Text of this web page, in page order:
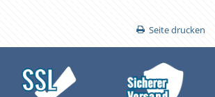
Seite drucken